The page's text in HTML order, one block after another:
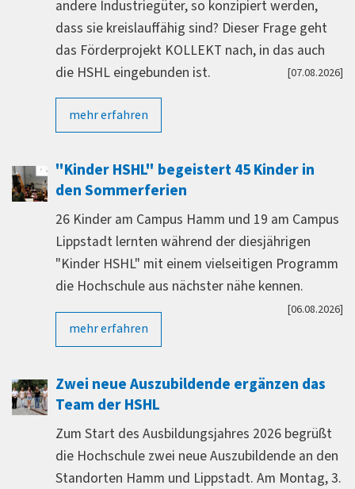
andere Industriegüter, so konzipiert werden,
dass sie kreislauffähig sind? Dieser Frage geht
das Förderprojekt KOLLEKT nach, in das auch
die HSHL eingebunden ist.
[07.08.2026]
mehr erfahren
"Kinder HSHL" begeistert 45 Kinder in
den Sommerferien
26 Kinder am Campus Hamm und 19 am Campus
Lippstadt lernten während der diesjährigen
"Kinder HSHL" mit einem vielseitigen Programm
die Hochschule aus nächster nähe kennen.
[06.08.2026]
mehr erfahren
Zwei neue Auszubildende ergänzen das
Team der HSHL
Zum Start des Ausbildungsjahres 2026 begrüßt
die Hochschule zwei neue Auszubildende an den
Standorten Hamm und Lippstadt. Am Montag, 3.